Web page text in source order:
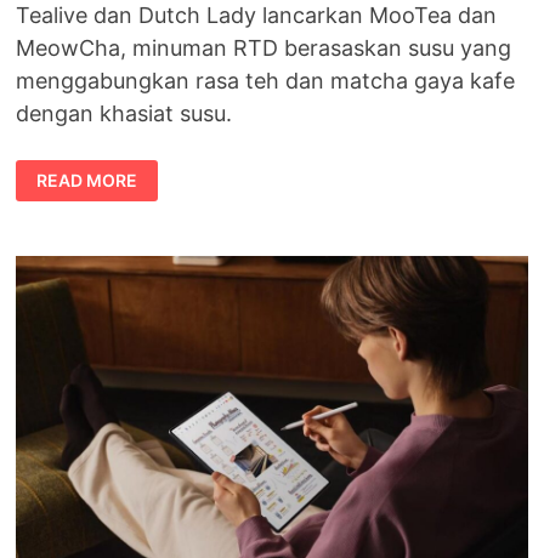
Tealive dan Dutch Lady lancarkan MooTea dan
MeowCha, minuman RTD berasaskan susu yang
menggabungkan rasa teh dan matcha gaya kafe
dengan khasiat susu.
TEALIVE
DAN
DUTCH
MOOTEA
DAN
MEOWCHA,
MINUMAN
RAKYAT
MALAYSIA
READ MORE